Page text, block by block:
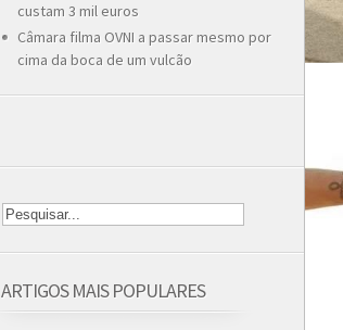
custam 3 mil euros
Câmara filma OVNI a passar mesmo por
cima da boca de um vulcão
ARTIGOS MAIS POPULARES